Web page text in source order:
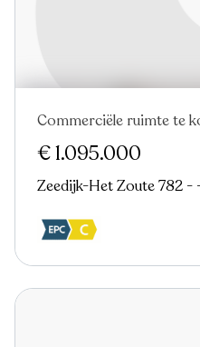
Nieuw
Commerciële ruimte te
€ 1.095.000
Zeedijk-Het Zoute 782